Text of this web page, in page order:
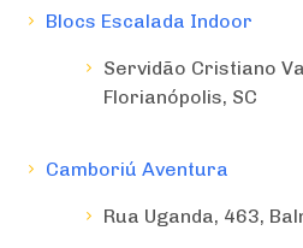
Blocs Escalada Indoor
Servidão Cristiano
Florianópolis, SC
Camboriú Aventura
Rua Uganda, 463,